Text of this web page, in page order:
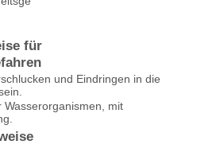
für
und Eindringen in die
Wasserorganismen, mit